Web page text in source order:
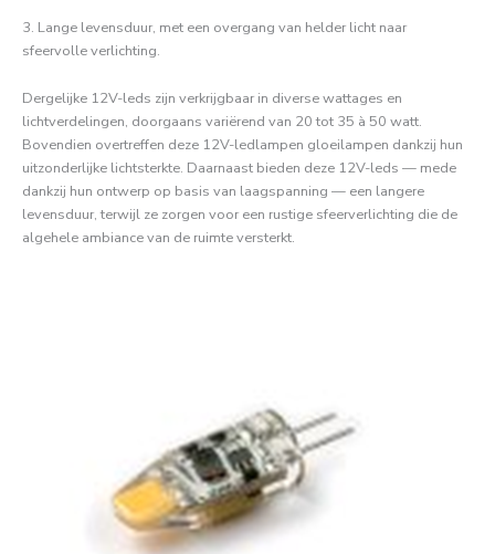
3. Lange levensduur, met een overgang van helder licht naar
sfeervolle verlichting.
Dergelijke 12V-leds zijn verkrijgbaar in diverse wattages en
lichtverdelingen, doorgaans variërend van 20 tot 35 à 50 watt.
Bovendien overtreffen deze 12V-ledlampen gloeilampen dankzij hun
uitzonderlijke lichtsterkte. Daarnaast bieden deze 12V-leds — mede
dankzij hun ontwerp op basis van laagspanning — een langere
levensduur, terwijl ze zorgen voor een rustige sfeerverlichting die de
algehele ambiance van de ruimte versterkt.